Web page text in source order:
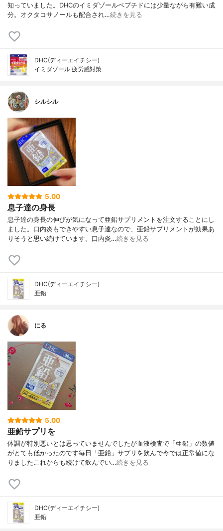
知っていました。DHCのイミダゾールペプチドには少量ながら有難い成
分。オクタコサノールも配合され…続きを見る
DHC(ディーエイチシー)
イミダゾール 疲労感対策
シルシル
5.00
息子達の身長
息子達の身長の伸びが気になって亜鉛サプリメントを注文することにし
ました。口内炎もできやすい息子達なので、亜鉛サプリメントが効果あ
りそうと思い続けています。口内炎…続きを見る
DHC(ディーエイチシー)
亜鉛
にる
5.00
亜鉛サプリを
体調が特別悪いとは思っていませんでしたが血液検査で「亜鉛」の数値
がとても低かったのです毎日「亜鉛」サプリを飲んで今では正常値にな
りましたこれからも続けて飲んでい…続きを見る
DHC(ディーエイチシー)
亜鉛